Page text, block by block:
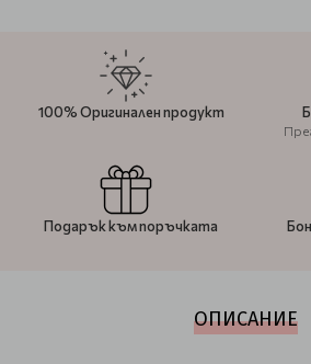
100% Оригинален продукт
Подарък към поръчката
ОПИСАНИЕ